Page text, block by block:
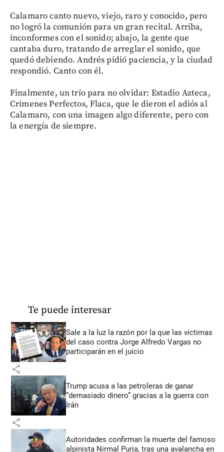
Calamaro canto nuevo, viejo, raro y conocido, pero
no logró la comunión para un gran recital. Arriba,
inconformes con el sonido; abajo, la gente que
cantaba duro, tratando de arreglar el sonido, que
quedó debiendo. Andrés pidió paciencia, y la ciudad
respondió. Canto con él.
Finalmente, un trío para no olvidar: Estadio Azteca,
Crímenes Perfectos, Flaca, que le dieron el adiós al
Calamaro, con una imagen algo diferente, pero con
la energía de siempre.
Te puede interesar
Sale a la luz la razón por la que las víctimas
del caso contra Jorge Alfredo Vargas no
participarán en el juicio
share
Trump acusa a las petroleras de ganar
“demasiado dinero” gracias a la guerra con
Irán
share
Autoridades confirman la muerte del famoso
alpinista Nirmal Purja, tras una avalancha en